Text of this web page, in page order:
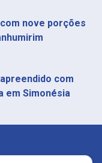
nove porções
com
em Simonésia